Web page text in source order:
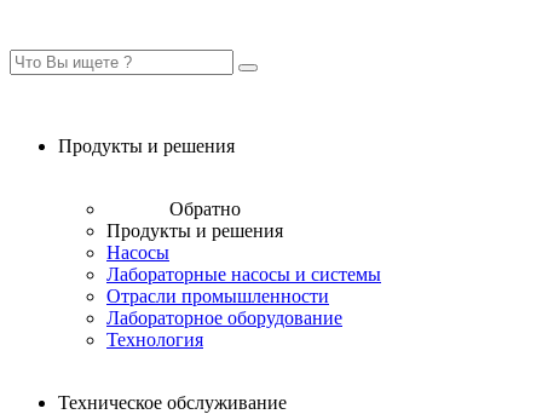
Продукты и решения
Обратно
Продукты и решения
Насосы
Лабораторные насосы и системы
Отрасли промышленности
Лабораторное оборудование
Технология
Техническое обслуживание